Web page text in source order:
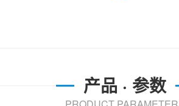
产品 · 参数